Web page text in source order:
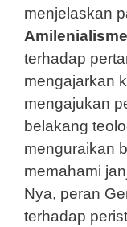
menjelaskan
terhadap
mengajarkan
mengajukan
belakang
menguraikan
memahami
Nya, peran
terhadap